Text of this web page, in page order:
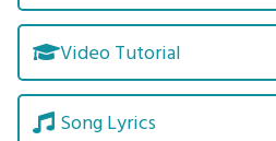
Video Tutorial
Song Lyrics